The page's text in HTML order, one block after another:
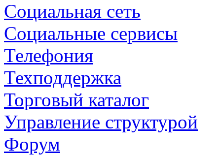
Социальная сеть
Социальные сервисы
Телефония
Техподдержка
Торговый каталог
Управление структурой
Форум